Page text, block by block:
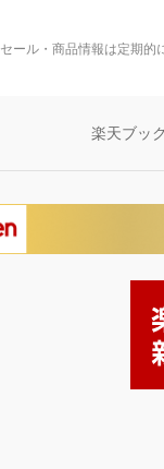
セール・商品情報は定期的
楽天ブッ